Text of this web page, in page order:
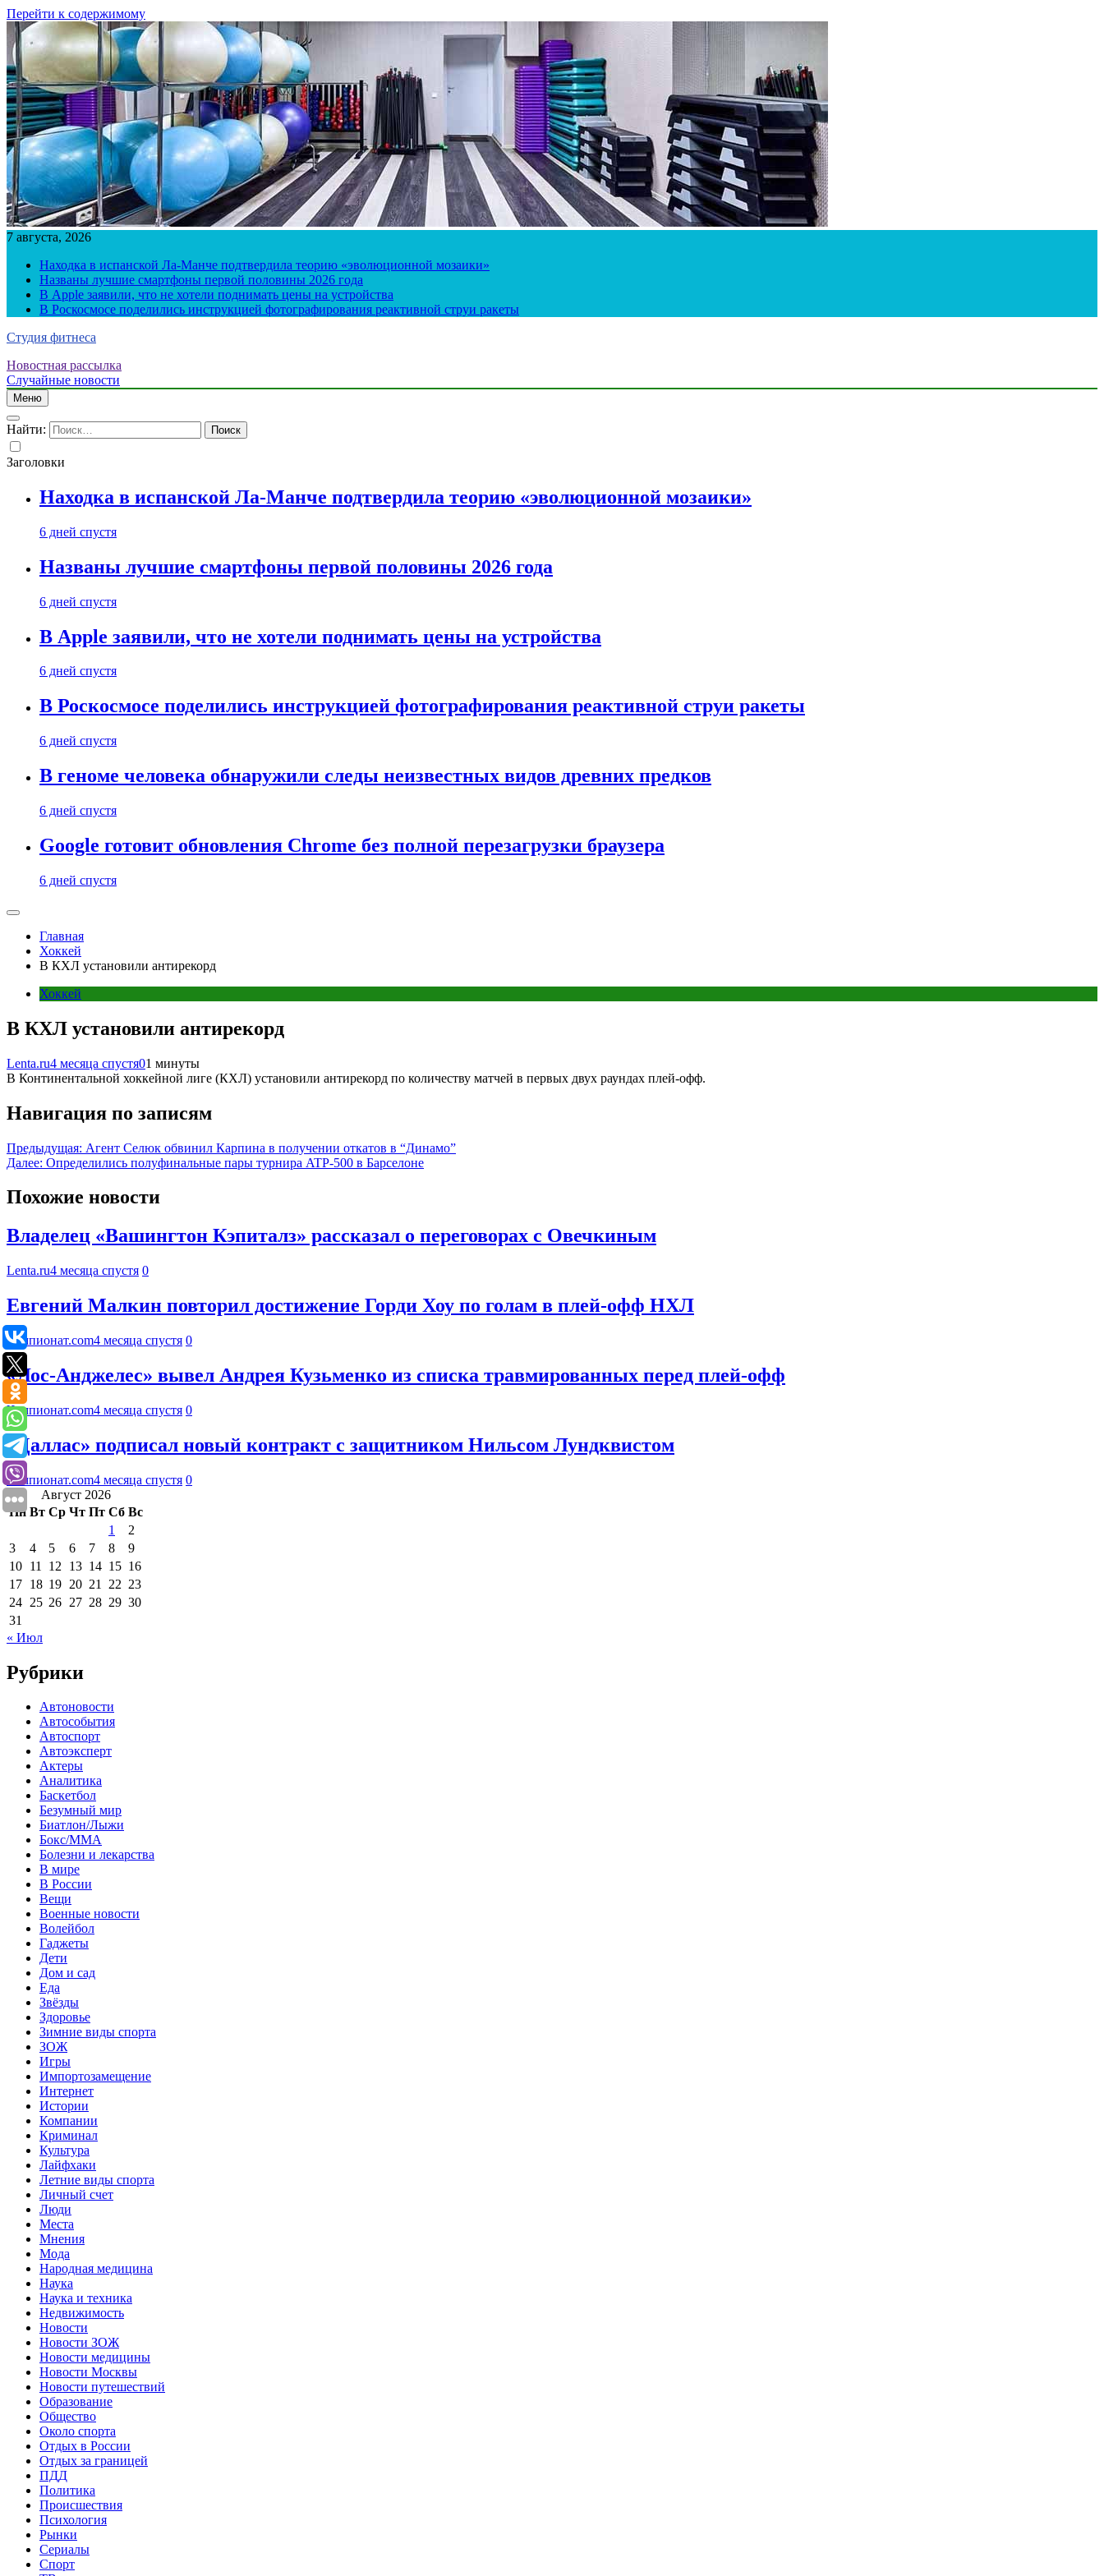
Перейти к содержимому
7 августа, 2026
Находка в испанской Ла-Манче подтвердила теорию «эволюционной мозаики»
Названы лучшие смартфоны первой половины 2026 года
В Apple заявили, что не хотели поднимать цены на устройства
В Роскосмосе поделились инструкцией фотографирования реактивной струи ракеты
Студия фитнеса
Новостная рассылка
Случайные новости
Меню
Найти:
Заголовки
Находка в испанской Ла-Манче подтвердила теорию «эволюционной мозаики»
6 дней спустя
Названы лучшие смартфоны первой половины 2026 года
6 дней спустя
В Apple заявили, что не хотели поднимать цены на устройства
6 дней спустя
В Роскосмосе поделились инструкцией фотографирования реактивной струи ракеты
6 дней спустя
В геноме человека обнаружили следы неизвестных видов древних предков
6 дней спустя
Google готовит обновления Chrome без полной перезагрузки браузера
6 дней спустя
Главная
Хоккей
В КХЛ установили антирекорд
Хоккей
В КХЛ установили антирекорд
Lenta.ru4 месяца спустя01 минуты
В Континентальной хоккейной лиге (КХЛ) установили антирекорд по количеству матчей в первых двух раундах плей-офф.
Навигация по записям
Предыдущая: Агент Селюк обвинил Карпина в получении откатов в “Динамо”
Далее: Определились полуфинальные пары турнира ATP-500 в Барселоне
Похожие новости
Владелец «Вашингтон Кэпиталз» рассказал о переговорах с Овечкиным
Lenta.ru4 месяца спустя 0
Евгений Малкин повторил достижение Горди Хоу по голам в плей-офф НХЛ
Чемпионат.com4 месяца спустя 0
«Лос-Анджелес» вывел Андрея Кузьменко из списка травмированных перед плей-офф
Чемпионат.com4 месяца спустя 0
«Даллас» подписал новый контракт с защитником Нильсом Лундквистом
Чемпионат.com4 месяца спустя 0
Август 2026
Пн Вт Ср Чт Пт Сб Вс
1
2
3
4 5 6 7 8
9
10 11 12 13 14 15 16
17 18 19 20 21 22 23
24 25 26 27 28 29 30
31
« Июл
Рубрики
Автоновости
Автособытия
Автоспорт
Автоэксперт
Актеры
Аналитика
Баскетбол
Безумный мир
Биатлон/Лыжи
Бокс/MMA
Болезни и лекарства
В мире
В России
Вещи
Военные новости
Волейбол
Гаджеты
Дети
Дом и сад
Еда
Звёзды
Здоровье
Зимние виды спорта
ЗОЖ
Игры
Импортозамещение
Интернет
Истории
Компании
Криминал
Культура
Лайфхаки
Летние виды спорта
Личный счет
Люди
Места
Мнения
Мода
Народная медицина
Наука
Наука и техника
Недвижимость
Новости
Новости ЗОЖ
Новости медицины
Новости Москвы
Новости путешествий
Образование
Общество
Около спорта
Отдых в России
Отдых за границей
ПДД
Политика
Происшествия
Психология
Рынки
Сериалы
Спорт